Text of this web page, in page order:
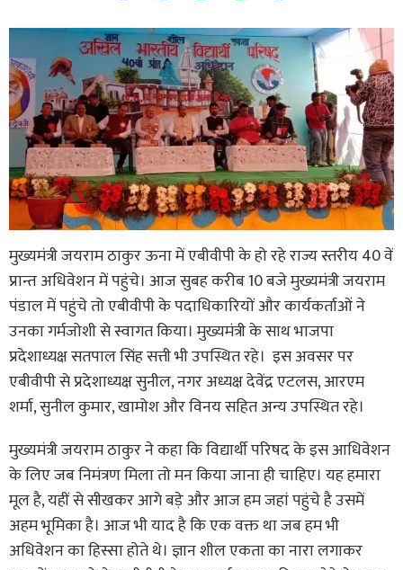
मुख्यमंत्री जयराम ठाकुर ऊना में एबीवीपी के हो रहे राज्य स्तरीय 40 वें
प्रान्त अधिवेशन में पहुंचे। आज सुबह करीब 10 बजे मुख्यमंत्री जयराम
पंडाल में पहुंचे तो एबीवीपी के पदाधिकारियों और कार्यकर्ताओं ने
उनका गर्मजोशी से स्वागत किया। मुख्यमंत्री के साथ भाजपा
प्रदेशाध्यक्ष सतपाल सिंह सत्ती भी उपस्थित रहे। इस अवसर पर
एबीवीपी से प्रदेशाध्यक्ष सुनील, नगर अध्यक्ष देवेंद्र एटलस, आरएम
शर्मा, सुनील कुमार, खामोश और विनय सहित अन्य उपस्थित रहे।
मुख्यमंत्री जयराम ठाकुर ने कहा कि विद्यार्थी परिषद के इस आधिवेशन
के लिए जब निमंत्रण मिला तो मन किया जाना ही चाहिए। यह हमारा
मूल है, यहीं से सीखकर आगे बड़े और आज हम जहां पहुंचे है उसमें
अहम भूमिका है। आज भी याद है कि एक वक्त था जब हम भी
अधिवेशन का हिस्सा होते थे। ज्ञान शील एकता का नारा लगाकर